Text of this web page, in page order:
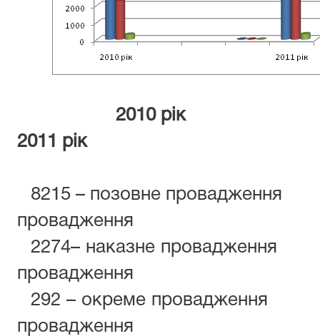
2010
2011 рік
8215 – позовне провадження
провадження
2274– наказне провадження
провадження
292 – окреме провадження
провадження